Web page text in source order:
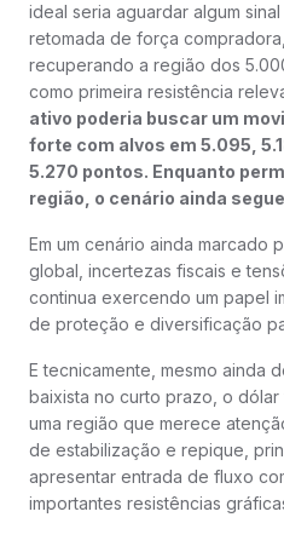
ideal seria aguardar algum
retomada de força
recuperando a região dos
como primeira resistência
ativo poderia buscar um
forte com alvos em 5.095,
5.270 pontos. Enquanto
região, o cenário ainda
Em um cenário ainda marcado
global, incertezas fiscais e
continua exercendo um papel
de proteção e diversificação
E tecnicamente, mesmo ainda
baixista no curto prazo, o
uma região que merece
de estabilização e repique,
apresentar entrada de fluxo
importantes resistências